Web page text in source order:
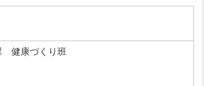
健康づくり班